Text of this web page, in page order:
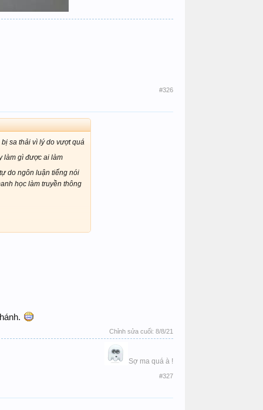
#326
sa thải vì lý do vượt quá
làm gì được ai làm
do ngôn luận tiếng nói
học làm truyền thông
Chỉnh sửa cuối: 8/8/21
Sợ ma quá à !​
#327